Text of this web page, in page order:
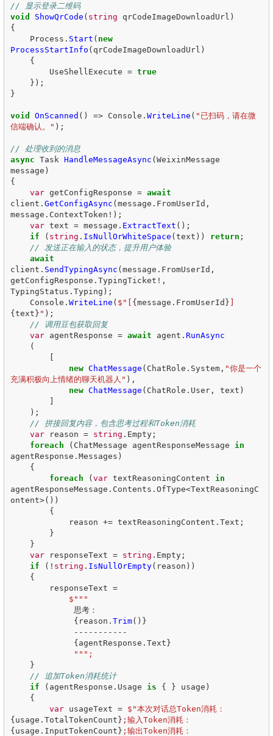
// 显示登录二维码
void
ShowQrCode ( string qrCodeImageDownloadUrl )
{
Process . Start ( new
ProcessStartInfo ( qrCodeImageDownloadUrl )
{
UseShellExecute = true
});
}
void OnScanned () => Console . WriteLine ( "已扫码，请在微
信端确认。" );
// 处理收到的消息
async Task HandleMessageAsync (WeixinMessage
message )
{
var getConfigResponse = await
client . GetConfigAsync (message . FromUserId ,
message . ContextToken !);
var text = message . ExtractText ();
if
( string . IsNullOrWhiteSpace (text )) return ;
// 发送正在输入的状态，提升用户体验
await
client . SendTypingAsync (message . FromUserId ,
getConfigResponse . TypingTicket !,
TypingStatus . Typing );
Console . WriteLine ( $"[ {message . FromUserId }
{text} " );
// 调用豆包获取回复
var
agentResponse = await agent . RunAsync
(
[
new ChatMessage ( ChatRole . System, "你是一个
充满积极向上情绪的聊天机器人" ),
new ChatMessage ( ChatRole . User, text )
]
);
// 拼接回复内容，包含思考过程和Token消耗
var
reason = string . Empty;
foreach
( ChatMessage agentResponseMessage
in
agentResponse . Messages )
{
foreach
(var textReasoningContent
in
agentResponseMessage . Contents . OfType<TextReasoningC
ontent>())
{
reason += textReasoningContent . Text ;
}
}
var
responseText = string . Empty;
if
(! string . IsNullOrEmpty( reason ))
{
responseText =
思考：
{ reason . Trim()}
-----------
{agentResponse . Text}
}
// 追加Token消耗统计
if
( agentResponse . Usage is { } usage )
{
var
usageText =
$"本次对话总Token消耗：
{usage . TotalTokenCount} ;输入Token消耗：
{usage . InputTokenCount} ;输出Token消耗：